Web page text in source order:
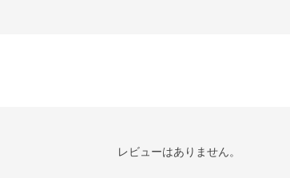
レビューはありません。